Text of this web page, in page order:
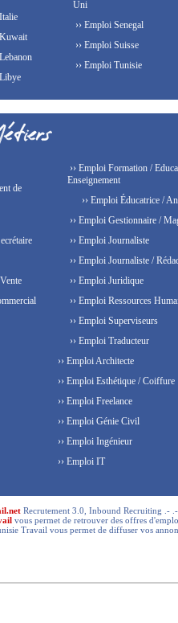
Uni
›› Emploi Senegal
›› Emploi Suisse
›› Emploi Tunisie
de
›› Emploi Formation /
Enseignement
›› Emploi Éducatrice /
›› Emploi Gestionnaire /
›› Emploi Journaliste
›› Emploi Journaliste /
›› Emploi Juridique
›› Emploi Ressources
›› Emploi Superviseurs
›› Emploi Traducteur
›› Emploi Architecte
›› Emploi Esthétique / Coiffure
›› Emploi Freelance
›› Emploi Génie Civil
›› Emploi Ingénieur
›› Emploi IT
Recrutement 3.0, Inbound Recruiting .-
vous permet de retrouver des offres
Travail vous permet de diffuser vos